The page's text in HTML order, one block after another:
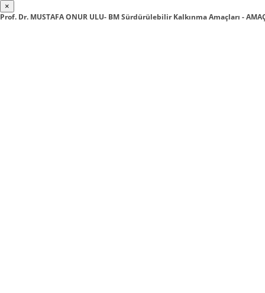
×
Prof. Dr. MUSTAFA ONUR ULU- BM Sürdürülebilir Kalkınma Amaçları -